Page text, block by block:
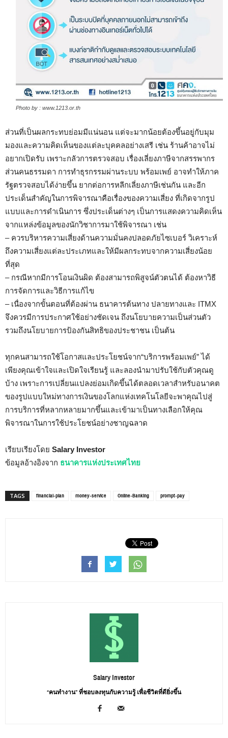
Photo by : www.1213.or.th
ส่วนที่เป็นผลกระทบย่อมมีแน่นอน แต่จะมากน้อยต้องขึ้นอยู่กับมุม
มองและความคิดเห็นของแต่ละบุคคลอย่างเสรี เช่น ร้านค้าอาจไม่
อยากเปิดรับ เพราะกลัวการตรวจสอบ เรื่องเลี่ยงภาษีจากสรรพากร
ส่วนคนธรรมดา การทำธุรกรรมผ่านระบบ พร้อมเพย์ อาจทำให้ภาค
รัฐตรวจสอบได้ง่ายขึ้น ยากต่อการหลีกเลี่ยงภาษีเช่นกัน และอีก
ประเด็นสำคัญในการพิจารณาคือเรื่องของความเสี่ยง ที่เกิดจากรูป
แบบและการดำเนินการ ซึ่งประเด็นต่างๆ เป็นการแสดงความคิดเห็น
จากแหล่งข้อมูลของนักวิชาการมาใช้พิจารณา เช่น
– ควรบริหารความเสี่ยงด้านความมั่นคงปลอดภัยไซเบอร์ วิเคราะห์
ถึงความเสี่ยงแต่ละประเภทและให้มีผลกระทบจากความเสี่ยงน้อย
ที่สุด
– กรณีหากมีการโอนเงินผิด ต้องสามารถพิสูจน์ตัวตนได้ ต้องหาวิธี
การจัดการและวิธีการแก้ไข
– เนื่องจากขั้นตอนที่ต้องผ่าน ธนาคารต้นทาง ปลายทางและ ITMX
จึงควรมีการประกาศใช้อย่างชัดเจน ถึงนโยบายความเป็นส่วนตัว
รวมถึงนโยบายการป้องกันสิทธิของประชาชน เป็นต้น
ทุกคนสามารถใช้โอกาสและประโยชน์จาก“บริการพร้อมเพย์” ได้
เพียงคุณเข้าใจและเปิดใจเรียนรู้ และลองนำมาปรับใช้กับตัวคุณดู
บ้าง เพราะการเปลี่ยนแปลงย่อมเกิดขึ้นได้ตลอดเวลาสำหรับอนาคต
ของรูปแบบใหม่ทางการเงินของโลกแห่งเทคโนโลยีจะพาคุณไปสู่
การบริการที่หลากหลายมากขึ้นและเข้ามาเป็นทางเลือกให้คุณ
พิจารณาในการใช้ประโยชน์อย่างชาญฉลาด
เรียบเรียงโดย Salary Investor
ข้อมูลอ้างอิงจาก ธนาคารแห่งประเทศไทย
TAGS financial-plan money-service Online-Banking prompt-pay
Salary Investor
“คนทำงาน” ที่ชอบลงทุนกับความรู้ เพื่อชีวิตที่ดียิ่งขึ้น